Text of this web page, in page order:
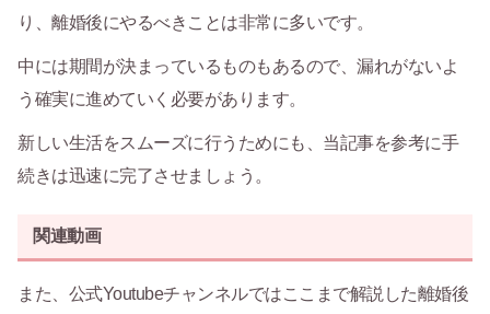
り、離婚後にやるべきことは非常に多いです。
中には期間が決まっているものもあるので、漏れがないよ
う確実に進めていく必要があります。
新しい生活をスムーズに行うためにも、当記事を参考に手
続きは迅速に完了させましょう。
関連動画
また、公式Youtubeチャンネルではここまで解説した離婚後